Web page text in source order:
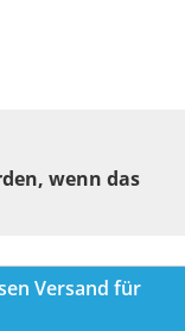
wenn das
Versand für